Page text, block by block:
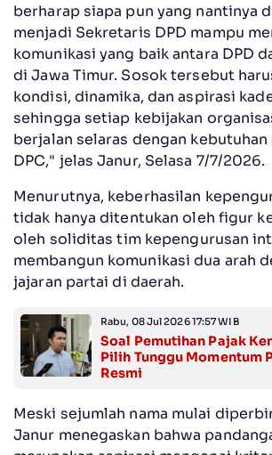
berharap siapa pun yang nantinya
menjadi Sekretaris DPD mampu
komunikasi yang baik antara DPD
di Jawa Timur. Sosok tersebut
kondisi, dinamika, dan aspirasi
sehingga setiap kebijakan
berjalan selaras dengan
DPC," jelas Janur, Selasa 7/7/2026.
Menurutnya, keberhasilan
tidak hanya ditentukan oleh figur
oleh soliditas tim kepengurusan
membangun komunikasi dua arah
jajaran partai di daerah.
Rabu, 08 Jul 2026 17:57 WIB
Soal Pemutihan Pajak
Pilih Tunggu Momentum
Resmi
Meski sejumlah nama mulai
Janur menegaskan bahwa